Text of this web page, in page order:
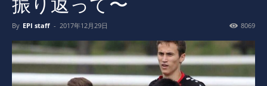
振り返って〜
By EPI staff - 2017年12月29日 8069